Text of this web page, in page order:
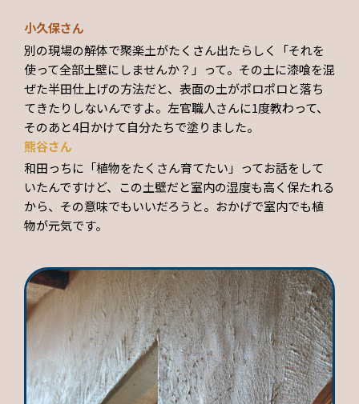
小久保さん
別の現場の解体で聚楽土がたくさん出たらしく「それを
使って全部土壁にしませんか？」って。その土に漆喰を混
ぜた半田仕上げの方法だと、表面の土がポロポロと落ち
てきたりしないんですよ。左官職人さんに1度教わって、
そのあと4日かけて自分たちで塗りました。
熊谷さん
和田っちに「植物をたくさん育てたい」ってお話をして
いたんですけど、この土壁だと室内の湿度も高く保たれる
から、その意味でもいいだろうと。おかげで室内でも植
物が元気です。